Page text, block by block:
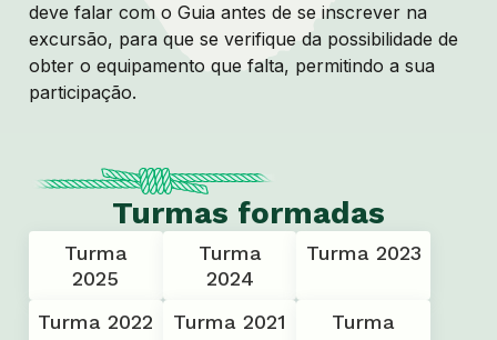
deve falar com o Guia antes de se inscrever na
excursão, para que se verifique da possibilidade de
obter o equipamento que falta, permitindo a sua
participação.
Turmas formadas
Turma
2025
Turma
2024
Turma 2023
Turma 2022 Turma 2021
Turma